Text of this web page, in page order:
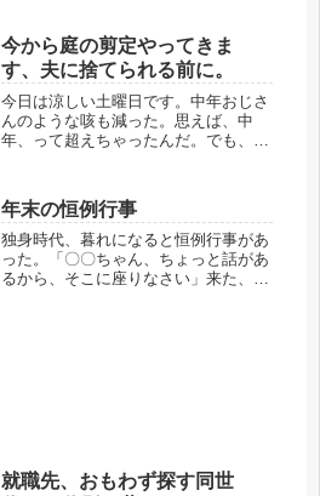
だな。終わりじゃマズイ。ハイ、それ
までよ～かな・・・・世の中、不仲...
今から庭の剪定やってきま
す、夫に捨てられる前に。
今日は涼しい土曜日です。中年おじさ
んのような咳も減った。思えば、中
年、って超えちゃったんだ。でも、優
ドウが治れば最高だ。風邪がだいぶよ
くなってきたので、いつもの癖が出て
きた...
年末の恒例行事
独身時代、暮れになると恒例行事があ
った。「〇〇ちゃん、ちょっと話があ
るから、そこに座りなさい」来た、来
就職先、おもわず探す同世